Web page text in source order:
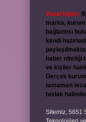
Yasal Uyarı:
marka,
bağlantısı
kendi
haber niteliği
ve kişiler
Gerçek
tamamen
taslak
Sitemiz, 5651